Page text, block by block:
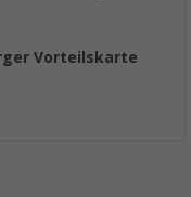
Vorteilskarte